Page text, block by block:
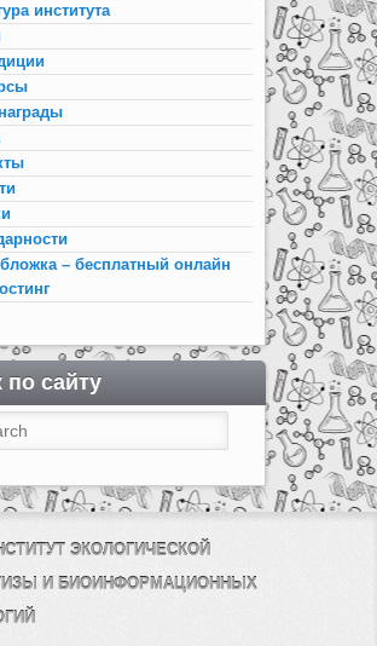
института
– бесплатный онлайн
по сайту
ЭКОЛОГИЧЕСКОЙ
И БИОИНФОРМАЦИОННЫХ